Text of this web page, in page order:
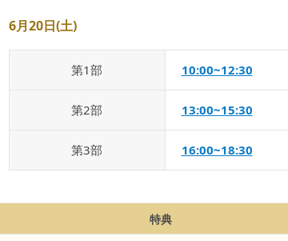
6月20日(土)
第1部 10:00~12:30
第2部 13:00~15:30
第3部 16:00~18:30
特典